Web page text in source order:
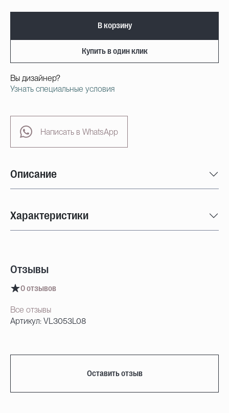
В корзину
Купить в один клик
Вы дизайнер?
Узнать специальные условия
Написать в WhatsApp
Описание
Характеристики
Отзывы
0 отзывов
Все отзывы
Артикул: VL3053L08
Оставить отзыв